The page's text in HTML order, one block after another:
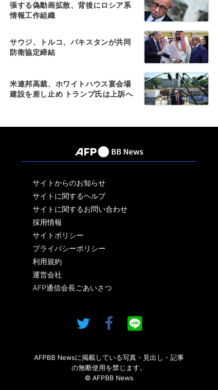
張する偽動画拡散、背後にロシア系
情報工作組織
サウジ、トルコ、パキスタンが共同
防衛協定締結
米連邦高裁、ホワイトハウス宴会場
建設を差し止め トランプ氏は上訴へ
サイトからのお知らせ
サイトに関するヘルプ
サイトに関するお問い合わせ
採用情報
サイトポリシー
プライバシーポリシー
利用規約
運営会社
AFP通信会長ごあいさつ
AFPBB Newsに掲載している写真・見出し・記事
の無断使用を禁じます。
© AFPBB News